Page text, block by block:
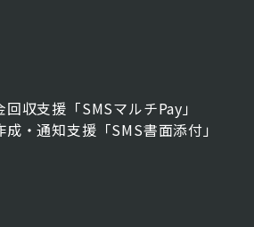
収支援「SMSマルチPay」
・通知支援「SMS書面添付」